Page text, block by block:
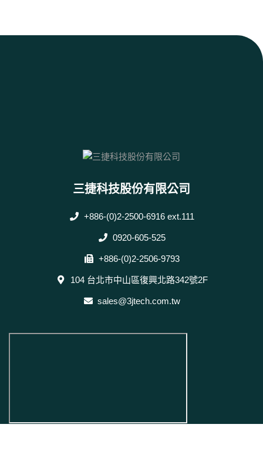
三捷科技股份有限公司
+886-(0)2-2500-6916 ext.111
0920-605-525
+886-(0)2-2506-9793
104 台北市中山區復興北路342號2F
sales@3jtech.com.tw